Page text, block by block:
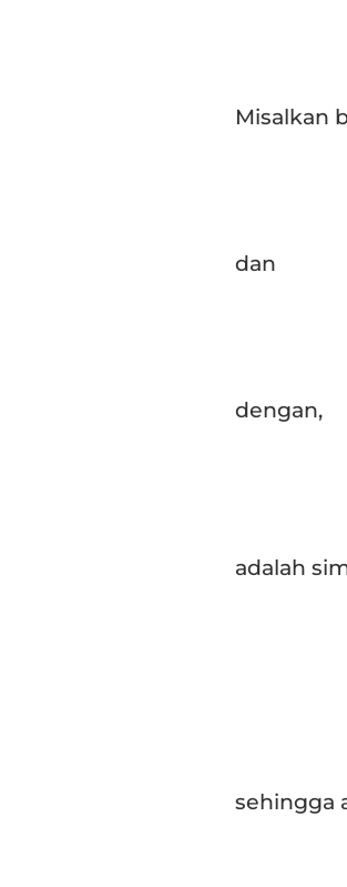
Misalkan
dan
dengan,
adalah
sehingga